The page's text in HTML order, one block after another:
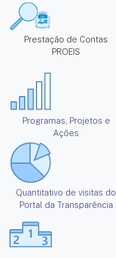
Prestação de Contas
PROEIS
Programas, Projetos e
Ações
Quantitativo de visitas do
Portal da Transparência